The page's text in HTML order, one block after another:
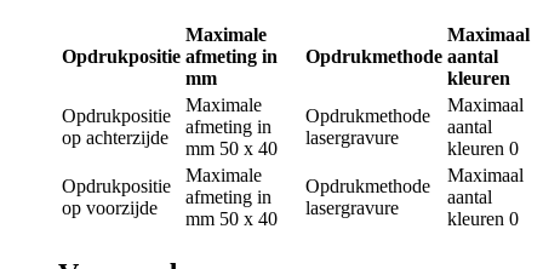
Opdrukpositie
Maximale
afmeting in
mm
Opdrukmethode
Maximaal
aantal
kleuren
Opdrukpositie
op achterzijde
Maximale
afmeting in
mm 50 x 40
Opdrukmethode
lasergravure
Maximaal
aantal
kleuren 0
Opdrukpositie
op voorzijde
Maximale
afmeting in
mm 50 x 40
Opdrukmethode
lasergravure
Maximaal
aantal
kleuren 0